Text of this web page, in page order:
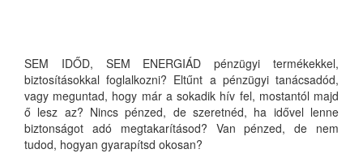
SEM IDŐD, SEM ENERGIÁD pénzügyi termékekkel,
biztosításokkal foglalkozni? Eltűnt a pénzügyi tanácsadód,
vagy meguntad, hogy már a sokadik hív fel, mostantól majd
ő lesz az? Nincs pénzed, de szeretnéd, ha idővel lenne
biztonságot adó megtakarításod? Van pénzed, de nem
tudod, hogyan gyarapítsd okosan?